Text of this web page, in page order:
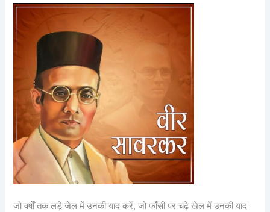
जो वर्षों तक लड़े जेल में उनकी याद करें, जो फाँसी पर चढ़े खेल में उनकी याद